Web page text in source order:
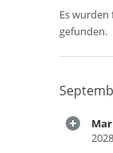
Es
gefunden.
2028